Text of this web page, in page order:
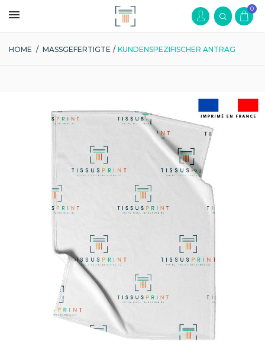
0
HOME / MASSGEFERTIGTE / KUNDENSPEZIFISCHER ANTRAG